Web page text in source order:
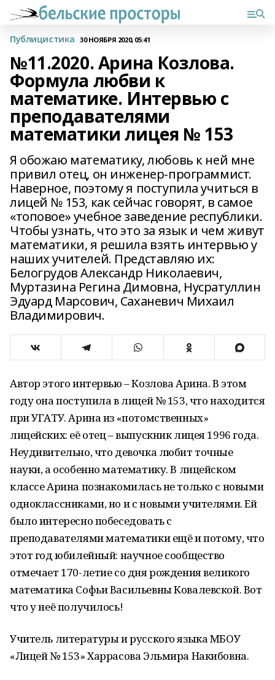
Публицистика 30 НОЯБРЯ 2020, 05:41
№11.2020. Арина Козлова.
Формула любви к
математике. Интервью с
преподавателями
математики лицея № 153
Я обожаю математику, любовь к ней мне
привил отец, он инженер-программист.
Наверное, поэтому я поступила учиться в
лицей № 153, как сейчас говорят, в самое
«топовое» учебное заведение республики.
Чтобы узнать, что это за язык и чем живут
математики, я решила взять интервью у
наших учителей. Представляю их:
Белогрудов Александр Николаевич,
Муртазина Регина Димовна, Нусратуллин
Эдуард Марсович, Саханевич Михаил
Владимирович.
Автор этого интервью – Козлова Арина. В этом
году она поступила в лицей № 153, что находится
при УГАТУ. Арина из «потомственных»
лицейских: её отец – выпускник лицея 1996 года.
Неудивительно, что девочка любит точные
науки, а особенно математику. В лицейском
классе Арина познакомилась не только с новыми
одноклассниками, но и с новыми учителями. Ей
было интересно побеседовать с
преподавателями математики ещё и потому, что
этот год юбилейный: научное сообщество
отмечает 170-летие со дня рождения великого
математика Софьи Васильевны Ковалевской. Вот
что у неё получилось!
Учитель литературы и русского языка МБОУ
«Лицей № 153» Харрасова Эльмира Накибовна.